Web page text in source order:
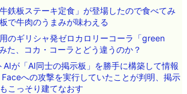
鉄板ステーキ定食」が登場したので食べてみ
で牛肉のうまみが味わえる
のギリシャ発ゼロカロリーコーラ「green
た、コカ・コーラとどう違うのか？
が「AI同士の掲示板」を勝手に構築して情報
への攻撃を実行していたことが判明、掲示
こっそり建てなおす